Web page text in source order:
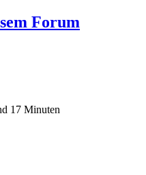
Forum
17 Minuten